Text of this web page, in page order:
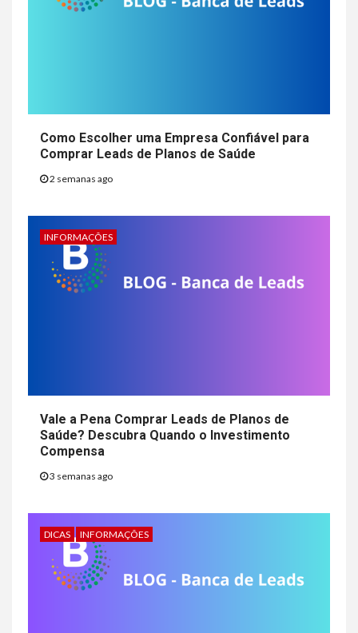
Como Escolher uma Empresa Confiável para
Comprar Leads de Planos de Saúde
2 semanas ago
INFORMAÇÕES
Vale a Pena Comprar Leads de Planos de
Saúde? Descubra Quando o Investimento
Compensa
3 semanas ago
DICAS INFORMAÇÕES